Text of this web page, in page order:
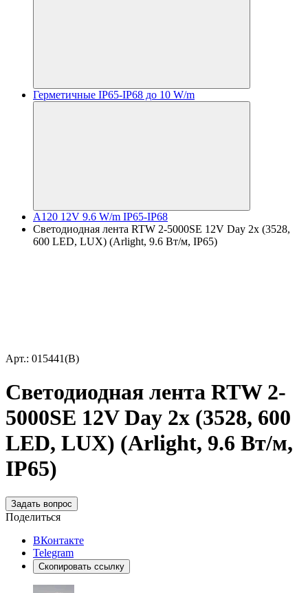
Герметичные IP65-IP68 до 10 W/m
A120 12V 9.6 W/m IP65-IP68
Светодиодная лента RTW 2-5000SE 12V Day 2x (3528,
600 LED, LUX) (Arlight, 9.6 Вт/м, IP65)
Арт.: 015441(B)
Светодиодная лента RTW 2-
5000SE 12V Day 2x (3528, 600
LED, LUX) (Arlight, 9.6 Вт/м,
IP65)
Задать вопрос
Поделиться
ВКонтакте
Telegram
Скопировать ссылку